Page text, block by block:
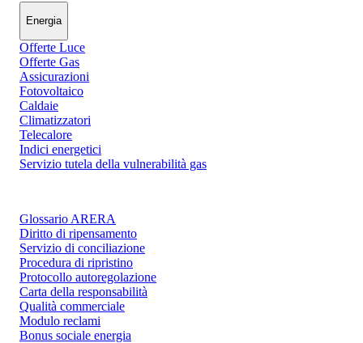
Energia
Offerte Luce
Offerte Gas
Assicurazioni
Fotovoltaico
Caldaie
Climatizzatori
Telecalore
Indici energetici
Servizio tutela della vulnerabilità gas
Glossario ARERA
Diritto di ripensamento
Servizio di conciliazione
Procedura di ripristino
Protocollo autoregolazione
Carta della responsabilità
Qualità commerciale
Modulo reclami
Bonus sociale energia